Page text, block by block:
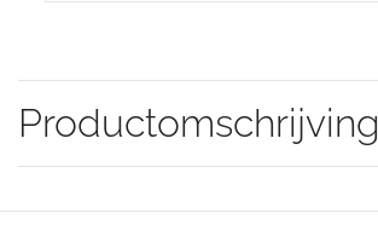
Productomschrijving